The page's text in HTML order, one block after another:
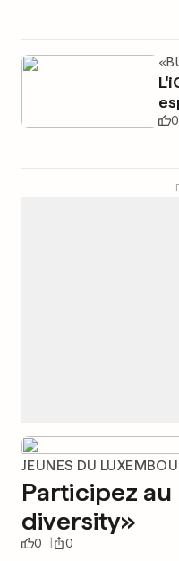
0
JEUNES DU
Participez
diversity»
0 0